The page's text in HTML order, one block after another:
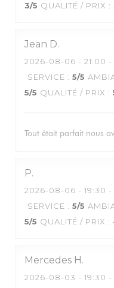
3/5 QUALITÉ / PRIX :
Jean D
2026-08-06 - 21:00 -
SERVICE : 5/5
5/5 QUALITÉ / PRIX :
Tout était parfait nous
P
2026-08-06 - 19:30 -
SERVICE : 5/5
5/5 QUALITÉ / PRIX :
Mercedes H
2026-08-03 - 19:30 -